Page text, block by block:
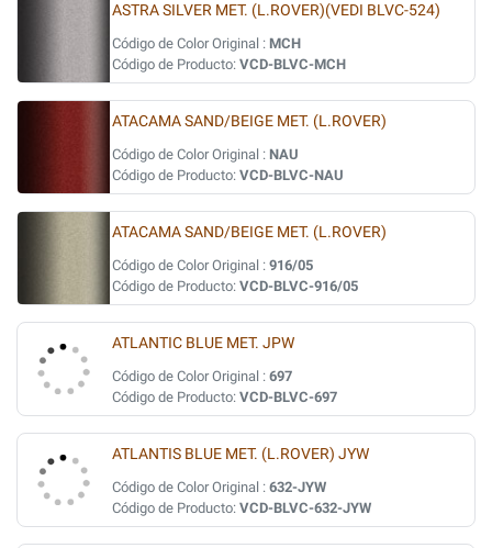
ASTRA SILVER MET. (L.ROVER)(VEDI BLVC-524)
Código de Color Original : MCH
Código de Producto: VCD-BLVC-MCH
ATACAMA SAND/BEIGE MET. (L.ROVER)
Código de Color Original : NAU
Código de Producto: VCD-BLVC-NAU
ATACAMA SAND/BEIGE MET. (L.ROVER)
Código de Color Original : 916/05
Código de Producto: VCD-BLVC-916/05
ATLANTIC BLUE MET. JPW
Código de Color Original : 697
Código de Producto: VCD-BLVC-697
ATLANTIS BLUE MET. (L.ROVER) JYW
Código de Color Original : 632-JYW
Código de Producto: VCD-BLVC-632-JYW